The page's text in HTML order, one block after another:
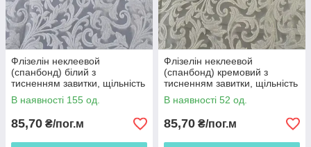
Флізелін неклеевой
(спанбонд) білий з
тисненням завитки, щільність
80, ш.162
В наявності 155 од.
85,70 ₴/пог.м
Флізелін неклеевой
(спанбонд) кремовий з
тисненням завитки, щільність
80, ш.162
В наявності 52 од.
85,70 ₴/пог.м